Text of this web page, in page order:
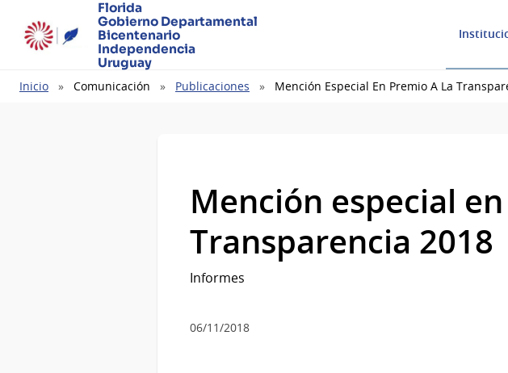
Florida
Gobierno Departamental
Bicentenario
Independencia
Uruguay
Ruta
Inicio Comunicación Publicaciones Mención Especial En Premio A La
Mención especial
Transparencia 2018
Informes
06/11/2018